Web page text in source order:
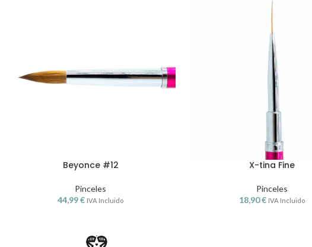
Beyonce #12
Pinceles
44,99€ IVA Incluido
X-tina Fine
Pinceles
18,90€ IVA Incluido